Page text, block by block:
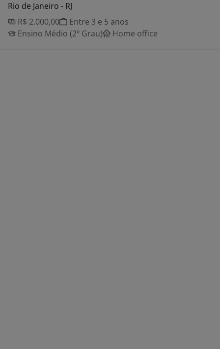
Rio de Janeiro - RJ
R$ 2.000,00
Entre 3 e 5 anos
Ensino Médio (2º Grau)
Home office